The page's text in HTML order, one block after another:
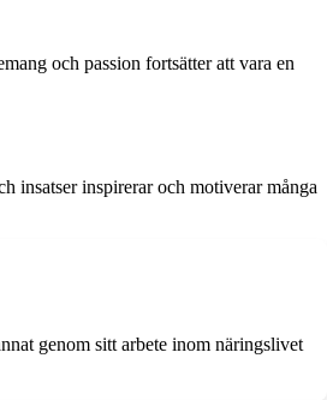
och passion fortsätter att vara en
insatser inspirerar och motiverar många
genom sitt arbete inom näringslivet